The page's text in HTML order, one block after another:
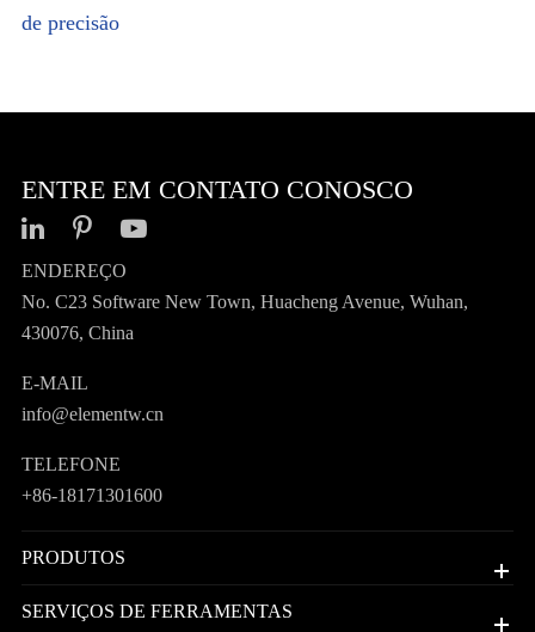
de precisão
ENTRE EM CONTATO CONOSCO
ENDEREÇO
No. C23 Software New Town, Huacheng Avenue, Wuhan,
430076, China
E-MAIL
info@elementw.cn
TELEFONE
+86-18171301600
PRODUTOS
SERVIÇOS DE FERRAMENTAS